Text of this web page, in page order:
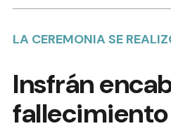
LA CEREMONIA SE
Insfrán
fallecimiento